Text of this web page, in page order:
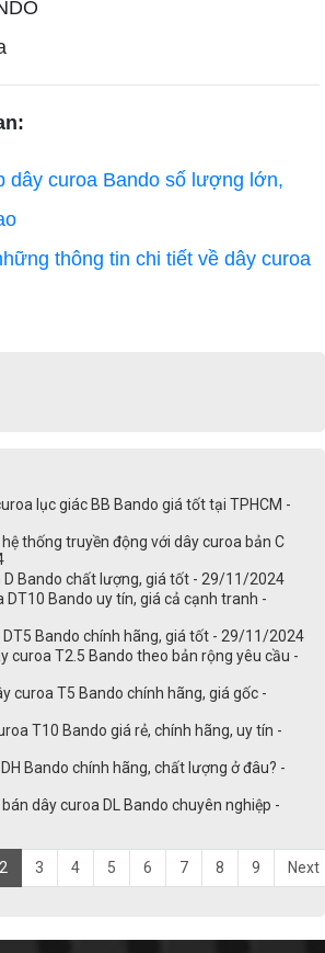
dây curoa Bando số lượng lớn,
thông tin chi tiết về dây curoa
lục giác BB Bando giá tốt tại TPHCM -
thống truyền động với dây curoa bản C
D Bando chất lượng, giá tốt - 29/11/2024
DT10 Bando uy tín, giá cả cạnh tranh -
DT5 Bando chính hãng, giá tốt - 29/11/2024
curoa T2.5 Bando theo bản rộng yêu cầu -
curoa T5 Bando chính hãng, giá gốc -
T10 Bando giá rẻ, chính hãng, uy tín -
Bando chính hãng, chất lượng ở đâu? -
bán dây curoa DL Bando chuyên nghiệp -
2 3 4 5 6 7 8 9 Next